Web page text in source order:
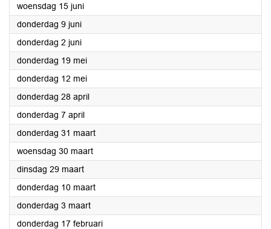
woensdag 15 juni2022
donderdag 9 juni2022
donderdag 2 juni2022
donderdag 19 mei2022
donderdag 12 mei2022
donderdag 28 april2022
donderdag 7 april2022
donderdag 31 maart2022
woensdag 30 maart2022
dinsdag 29 maart2022
donderdag 10 maart2022
donderdag 3 maart2022
donderdag 17 februari2022